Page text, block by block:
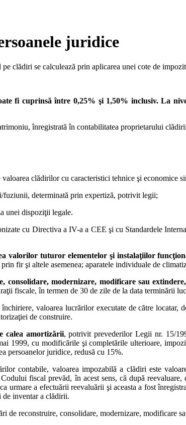
juridice
clădiri se calculează prin aplicarea unei cote de
fi cuprinsă între 0,25% şi 1,50% inclusiv. La
înregistrată în contabilitatea proprietarului
clădirilor cu caracteristici tehnice şi
fuziunii, determinată prin expertiză, potrivit legii;
unei dispoziţii legale.
cu Directiva a IV-a a CEE şi cu Standardele
valorilor tuturor elementelor şi instalaţiilor
fir şi altele asemenea; aparatele individuale de
modernizare, modificare sau
fiscale, în termen de 30 de zile de la data terminării
valoarea lucrărilor executate de către locatar,
de construire.
calea amortizării, potrivit prevederilor Legii nr. 15/
1999, cu modificările şi completările ulterioare,
persoanelor juridice, redusă cu 15%.
contabile, valoarea impozabilă a clădiri este
fiscal prevăd, în acest sens, că după
urmare a efectuării reevaluării şi aceasta a fost
inventar a clădirii.
de reconstruire, consolidare, modernizare, modificare